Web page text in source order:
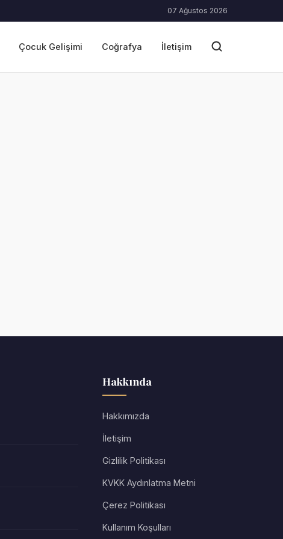
07 Ağustos 2026
Çocuk Gelişimi Coğrafya İletişim
Hakkında
Hakkımızda
İletişim
Gizlilik Politikası
KVKK Aydınlatma Metni
Çerez Politikası
Kullanım Koşulları